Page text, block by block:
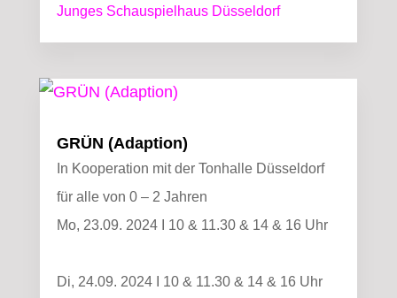
Junges Schauspielhaus Düsseldorf
GRÜN (Adaption)
In Kooperation mit der Tonhalle Düsseldorf
für alle von 0 – 2 Jahren
Mo, 23.09. 2024 I 10 & 11.30 & 14 & 16 Uhr
Di, 24.09. 2024 I 10 & 11.30 & 14 & 16 Uhr